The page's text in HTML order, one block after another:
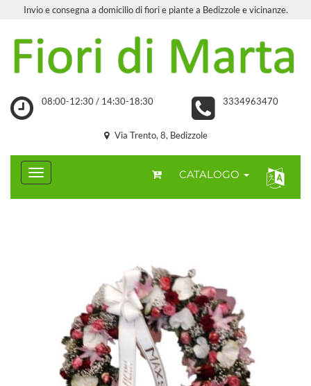
Invio e consegna a domicilio di fiori e piante a Bedizzole e vicinanze.
08:00-12:30 / 14:30-18:30 3334963470
Via Trento, 8, Bedizzole
CATALOGO